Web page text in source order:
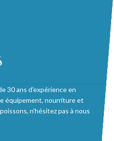
30 ans d'expérience en
équipement, nourriture et
n'hésitez pas à nous